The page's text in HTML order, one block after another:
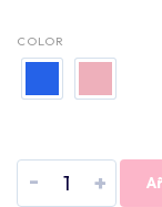
COLOR
- +